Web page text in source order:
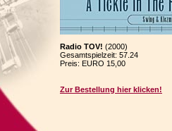
Radio TOV! (2000)
Gesamtspielzeit: 57.24
Preis: EURO 15,00
Zur Bestellung hier klicken!